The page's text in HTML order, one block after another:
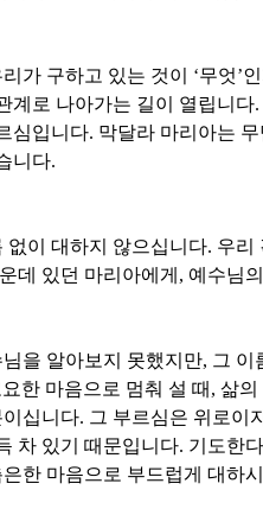
가 구하고 있는 것이 ‘무엇’인
계로 나아가는 길이 열립니다.
심입니다. 막달라 마리아는
니다.
없이 대하지 않으십니다. 우리
데 있던 마리아에게 , 예수님
을 알아보지 못했지만, 그 이
한 마음으로 멈춰 설 때 , 삶의
십니다. 그 부르심은 위로이
차 있기 때문입니다. 기도한
한 마음으로 부드럽게 대하